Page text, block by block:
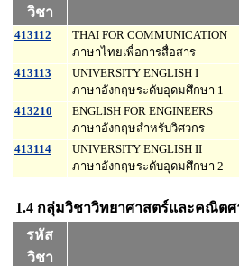
วิชา
413112
THAI FOR COMMUNICATION
ภาษาไทยเพื่อการสื่อสาร
413113
UNIVERSITY ENGLISH I
ภาษาอังกฤษระดับอุดมศึกษา 1
413210
ENGLISH FOR ENGINEERS
ภาษาอังกฤษสำหรับวิศวกร
413114
UNIVERSITY ENGLISH II
ภาษาอังกฤษระดับอุดมศึกษา 2
1.4 กลุ่มวิชาวิทยาศาสตร์และคณิตศ
รหัส
วิชา